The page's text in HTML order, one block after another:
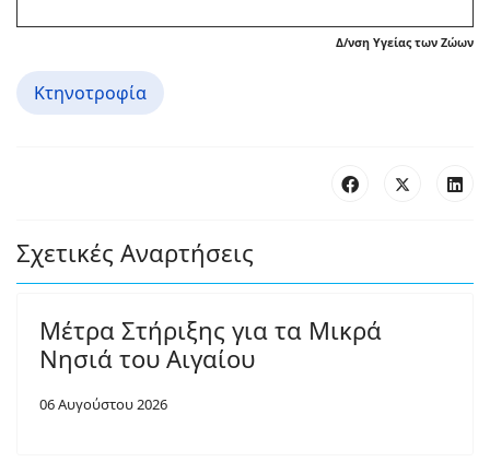
Δ/νση Υγείας των Ζώων
Κτηνοτροφία
Σχετικές Αναρτήσεις
Μέτρα Στήριξης για τα Μικρά
Νησιά του Αιγαίου
06 Αυγούστου 2026